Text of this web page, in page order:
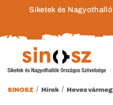
Siketek és
SINOSZ / Hírek / Heves